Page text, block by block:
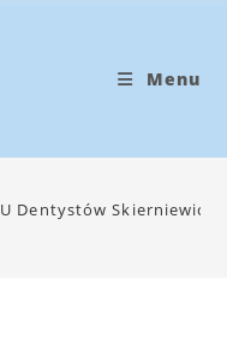
Menu
U Dentystów